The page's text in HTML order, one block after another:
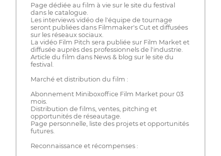
Page dédiée au film à vie sur le site du festival
dans le catalogue.
Les interviews vidéo de l'équipe de tournage
seront publiées dans Filmmaker's Cut et diffusées
sur les réseaux sociaux.
La vidéo Film Pitch sera publiée sur Film Market et
diffusée auprès des professionnels de l'industrie.
Article du film dans News & blog sur le site du
festival.
Marché et distribution du film :
Abonnement Miniboxoffice Film Market pour 03
mois.
Distribution de films, ventes, pitching et
opportunités de réseautage.
Page personnelle, liste des projets et opportunités
futures.
Reconnaissance et récompenses :